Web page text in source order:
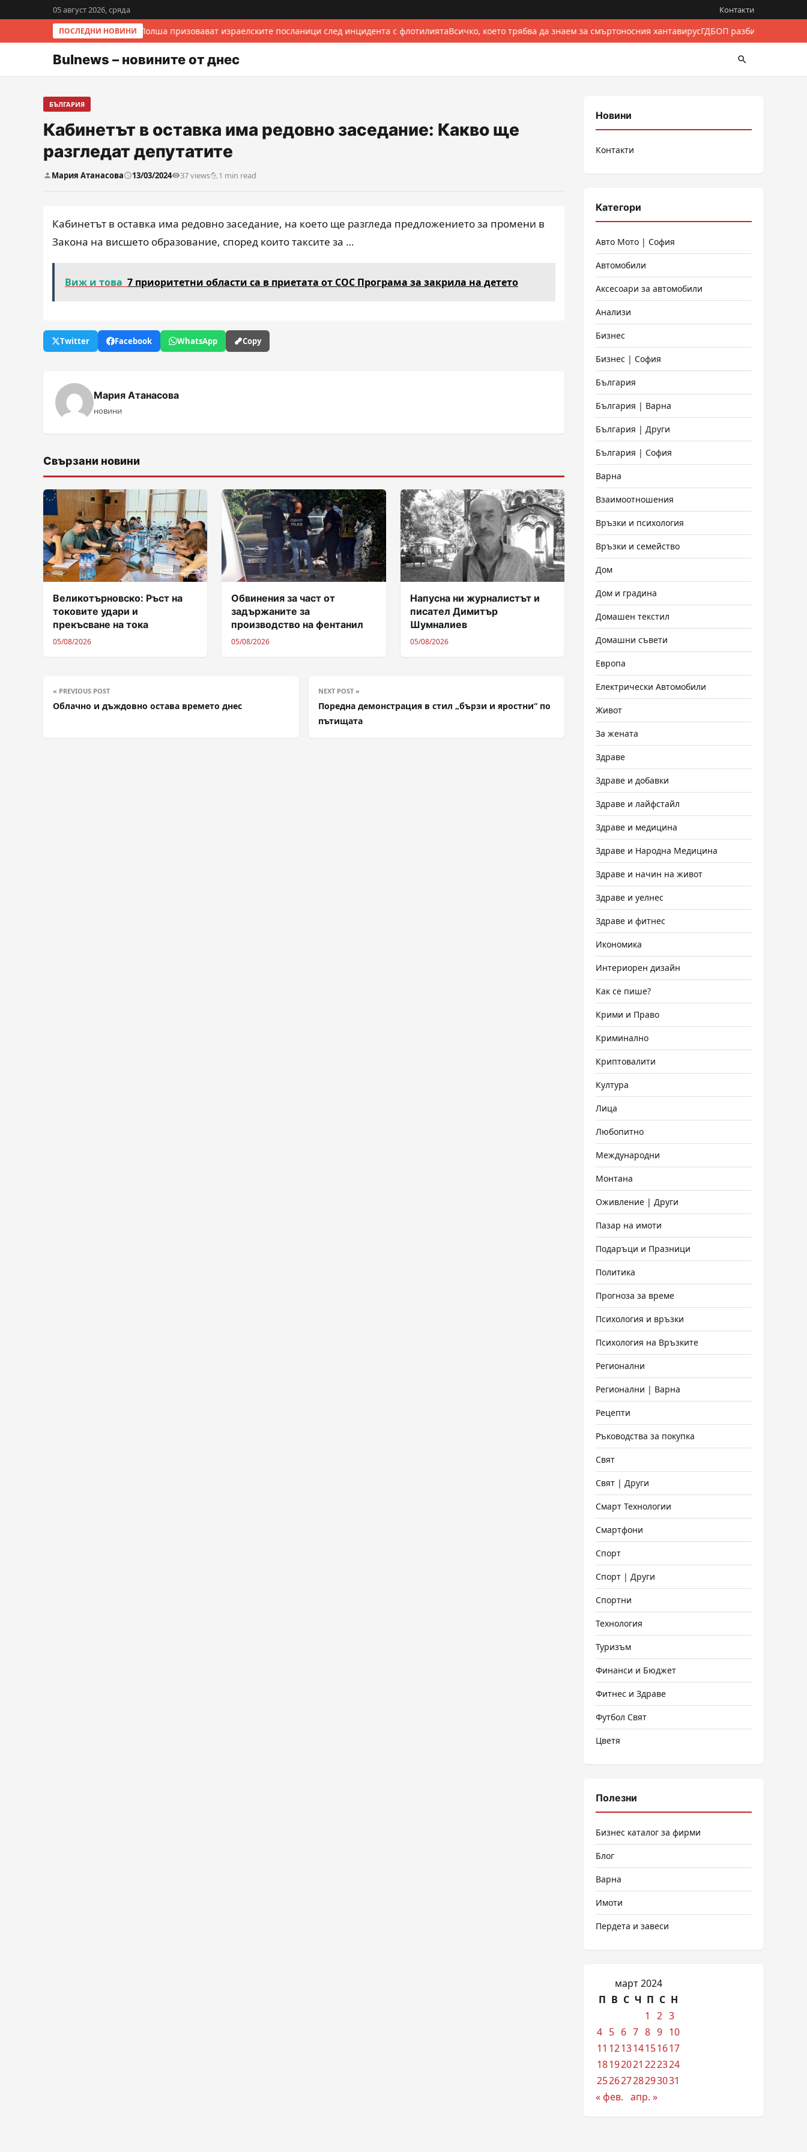
05 август 2026, сряда Контакти
ПОСЛЕДНИ НОВИНИ
Италия и Полша призовават израелските посланици след инцидента с флотилиятаВсичко, което трябва да знаем за смъртоносния хантавирусГДБОП разби
Bulnews – новините от днес
БЪЛГАРИЯ
Кабинетът в оставка има редовно заседание: Какво ще
разгледат депутатите
Мария Атанасова 13/03/2024 37 views 1 min read
Кабинетът в оставка има редовно заседание, на което ще разгледа предложението за промени в
Закона на висшето образование, според които таксите за …
Виж и това 7 приоритетни области са в приетата от СОС Програма за закрила на детето
Twitter Facebook WhatsApp Copy
Мария Атанасова
новини
Свързани новини
Великотърновско: Ръст на
токовите удари и
прекъсване на тока
05/08/2026
Обвинения за част от
задържаните за
производство на фентанил
05/08/2026
Напусна ни журналистът и
писател Димитър
Шумналиев
05/08/2026
« PREVIOUS POST
Облачно и дъждовно остава времето днес
NEXT POST »
Поредна демонстрация в стил „бързи и яростни“ по
пътищата
Новини
Контакти
Категори
Авто Мото | София
Автомобили
Аксесоари за автомобили
Анализи
Бизнес
Бизнес | София
България
България | Варна
България | Други
България | София
Варна
Взаимоотношения
Връзки и психология
Връзки и семейство
Дом
Дом и градина
Домашен текстил
Домашни съвети
Европа
Електрически Автомобили
Живот
За жената
Здраве
Здраве и добавки
Здраве и лайфстайл
Здраве и медицина
Здраве и Народна Медицина
Здраве и начин на живот
Здраве и уелнес
Здраве и фитнес
Икономика
Интериорен дизайн
Как се пише?
Крими и Право
Криминално
Криптовалити
Култура
Лица
Любопитно
Международни
Монтана
Оживление | Други
Пазар на имоти
Подаръци и Празници
Политика
Прогноза за време
Психология и връзки
Психология на Връзките
Регионални
Регионални | Варна
Рецепти
Ръководства за покупка
Свят
Свят | Други
Смарт Технологии
Смартфони
Спорт
Спорт | Други
Спортни
Технология
Туризъм
Финанси и Бюджет
Фитнес и Здраве
Футбол Свят
Цветя
Полезни
Бизнес каталог за фирми
Блог
Варна
Имоти
Пердета и завеси
март 2024
П В С Ч П С Н
1
2 3
4 5 6 7 8 9 10
11 121314151617
18192021 222324
25262728293031
« фев. апр. »